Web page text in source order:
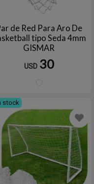
de Red Para Aro De
tipo Seda 4mm
GISMAR
USD 30
stock